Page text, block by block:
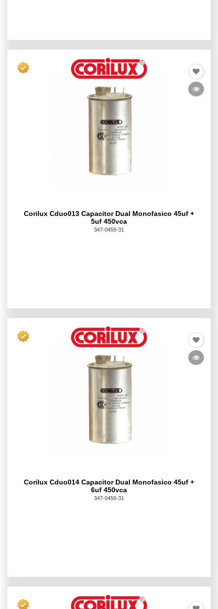
Corilux Cduo013 Capacitor Dual Monofasico 45uf +
5uf 450vca
347-0455-31
Corilux Cduo014 Capacitor Dual Monofasico 45uf +
6uf 450vca
347-0456-31